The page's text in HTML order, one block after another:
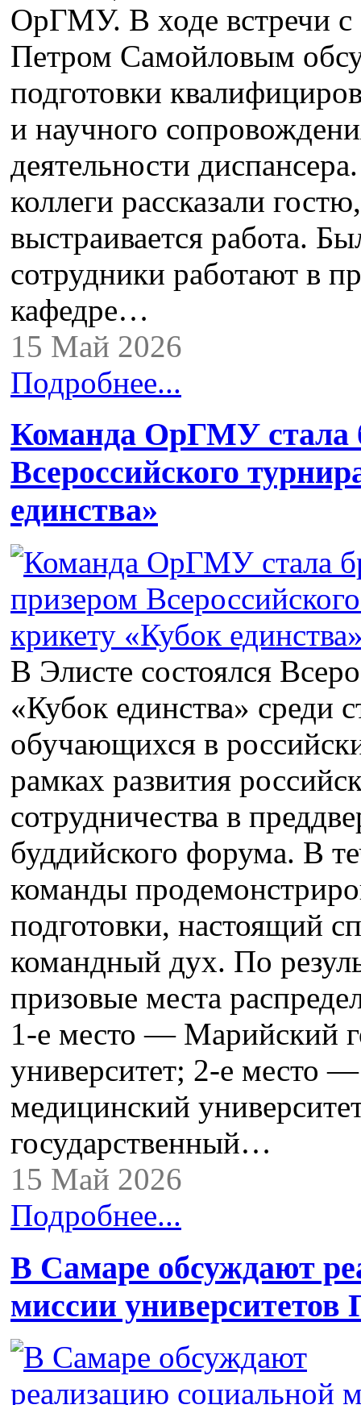
ОрГМУ. В ходе встречи
Петром Самойловым
подготовки
и научного
деятельности
коллеги рассказали
выстраивается работа.
сотрудники работают в
кафедре…
15 Май 2026
Подробнее...
Команда ОрГМУ стала
Всероссийского
единства»
В Элисте состоялся
«Кубок единства» среди
обучающихся в
рамках развития
сотрудничества в
буддийского форума. В
команды
подготовки, настоящий
командный дух. По
призовые места
1‑е место — Марийский
университет; 2‑е место
медицинский
государственный…
15 Май 2026
Подробнее...
В Самаре обсуждают
миссии